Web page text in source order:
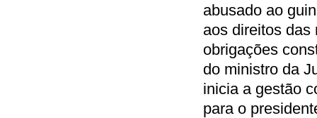
abusado ao
aos direitos das
obrigações
do ministro da
inicia a gestão
para o